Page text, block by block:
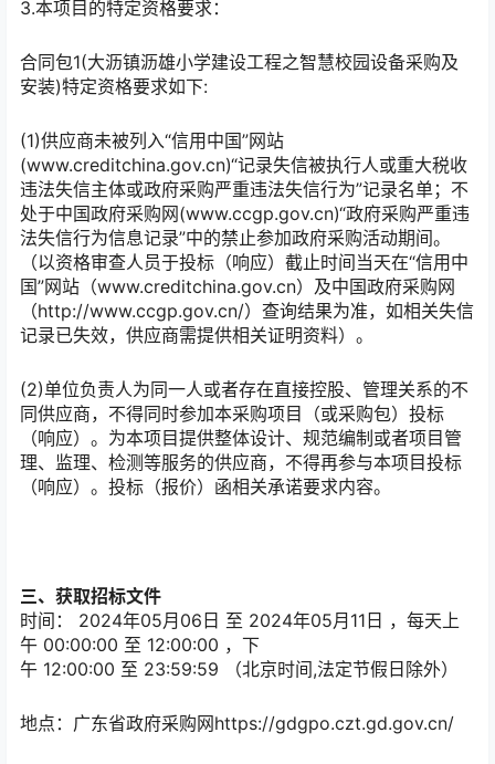
3.本项目的特定资格要求：
合同包1(大沥镇沥雄小学建设工程之智慧校园设备采购及
安装)特定资格要求如下:
(1)供应商未被列入“信用中国”网站
(www.creditchina.gov.cn)“记录失信被执行人或重大税收
违法失信主体或政府采购严重违法失信行为”记录名单；不
处于中国政府采购网(www.ccgp.gov.cn)“政府采购严重违
法失信行为信息记录”中的禁止参加政府采购活动期间。
（以资格审查人员于投标（响应）截止时间当天在“信用中
国”网站（www.creditchina.gov.cn）及中国政府采购网
（http://www.ccgp.gov.cn/）查询结果为准，如相关失信
记录已失效，供应商需提供相关证明资料）。
(2)单位负责人为同一人或者存在直接控股、管理关系的不
同供应商，不得同时参加本采购项目（或采购包）投标
（响应）。为本项目提供整体设计、规范编制或者项目管
理、监理、检测等服务的供应商，不得再参与本项目投标
（响应）。投标（报价）函相关承诺要求内容。
三、获取招标文件
时间：
2024年05月06日 至 2024年05月11日 ，每天上
午 00:00:00 至 12:00:00 ，下
午 12:00:00 至 23:59:59 （北京时间,法定节假日除外）
地点： 广东省政府采购网https://gdgpo.czt.gd.gov.cn/